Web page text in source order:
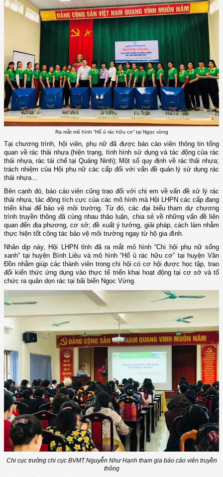
Ra mắt mô hình “Hố ủ rác hữu cơ” tại Ngọc vừng
Tại chương trình, hội viên, phụ nữ đã được báo cáo viên thông tin tổng
quan về rác thải nhựa (hiện trạng, tình hình sử dụng và tác động của rác
thải nhựa, rác tái chế tại Quảng Ninh); Một số quy định về rác thải nhựa;
trách nhiệm của Hội phụ nữ các cấp đối với vấn đề quản lý sử dụng rác
thải nhựa...
Bên cạnh đó, báo cáo viên cũng trao đổi với chị em về vấn đề xử lý rác
thải nhựa, tác động tích cực của các mô hình mà Hội LHPN các cấp đang
triển khai để bảo vệ môi trường. Từ đó, các đại biểu tham dự chương
trình truyền thông đã cùng nhau thảo luận, chia sẻ về những vấn đề liên
quan đến địa phương, cơ sở; đề xuất ý tưởng, giải pháp, cách làm nhằm
thực hiện tốt công tác bảo vệ môi trường ngay từ hộ gia đình.
Nhân dịp này, Hội LHPN tỉnh đã ra mắt mô hình “Chi hội phụ nữ sống
xanh” tại huyện Bình Liêu và mô hình “Hố ủ rác hữu cơ” tại huyện Vân
Đồn nhằm giúp các thành viên trong chi hội có cơ hội được học tập, trao
đổi kiến thức ứng dụng vào thực tế triển khai hoạt động tại cơ sở và tổ
chức ra quân dọn rác tại bãi biển Ngọc Vừng.
Chi cục trưởng chi cục BVMT Nguyễn Như Hạnh tham gia báo cáo viên truyền
thông